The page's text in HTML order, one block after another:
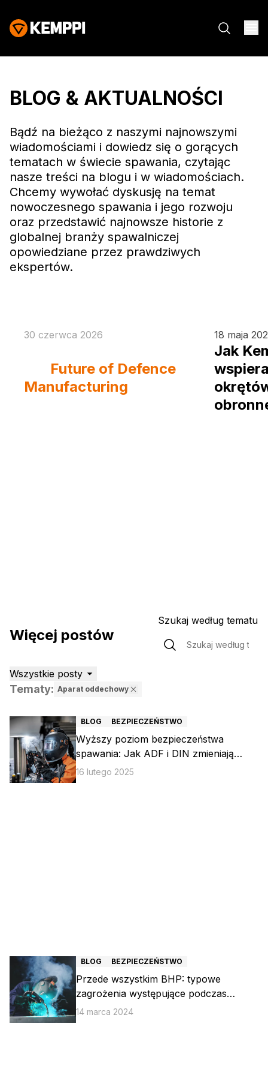
BLOG & AKTUALNOŚCI
Bądź na bieżąco z naszymi najnowszymi
wiadomościami i dowiedz się o gorących
tematach w świecie spawania, czytając
nasze treści na blogu i w wiadomościach.
Chcemy wywołać dyskusję na temat
nowoczesnego spawania i jego rozwoju
oraz przedstawić najnowsze historie z
globalnej branży spawalniczej
opowiedziane przez prawdziwych
ekspertów.
Future of Defence
Manufacturing
30 czerwca 2026
Jak
18 maja
Więcej postów
Szukaj według tematu
Wszystkie posty
Tematy: Aparat oddechowy
2 — znalezione posty
BLOG BEZPIECZEŃSTWO
Wyższy poziom bezpieczeństwa
spawania: Jak ADF i DIN zmieniają
ochronę i precyzję
16 lutego 2025
BLOG BEZPIECZEŃSTWO
Przede wszystkim BHP: typowe
zagrożenia występujące podczas
spawania
14 marca 2024